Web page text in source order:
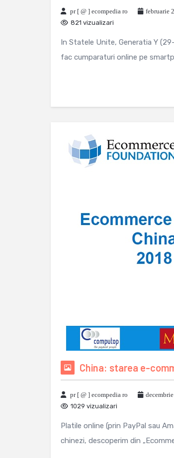
pr [ @ ] ecompedia ro februarie
821 vizualizari
In Statele Unite, Generatia Y
fac cumparaturi online pe
China: starea e-
pr [ @ ] ecompedia ro
1029 vizualizari
Platile online (prin PayPal sau
chinezi, descoperim din